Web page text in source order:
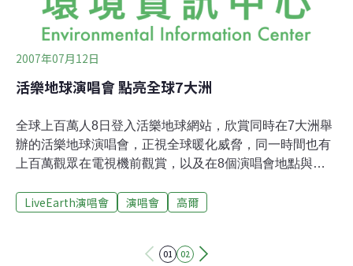
民音樂，3天共有15個場次的表演，樂團及歌手
2007年07月12日
活樂地球演唱會 點亮全球7大洲
全球上百萬人8日登入活樂地球網站，欣賞同時在7大洲舉
辦的活樂地球演唱會，正視全球暖化威脅，同一時間也有
上百萬觀眾在電視機前觀賞，以及在8個演唱會地點與上
變遷所帶來的種種威脅，包括海平面上升、暴風雨威力增
境。科學證據已確認，目前的氣候變遷現象某部分是因為
LiveEarth演唱會 演唱會 高爾
01 02